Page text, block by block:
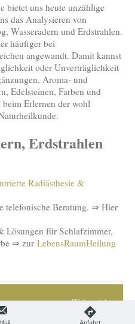
bietet uns heute unzählige
das Analysieren von
Wasseradern und Erdstrahlen.
häufiger bei
angewandt. Damit kannst
oder Unverträglichkeit
Aroma- und
Edelsteinen, Farben und
Erlernen der wohl
Erdstrahlen
Radiästhesie &
telefonische Beratung. ⇒ Hier
Lösungen für Schlafzimmer,
⇒ zur LebensRaumHeilung
Webansicht